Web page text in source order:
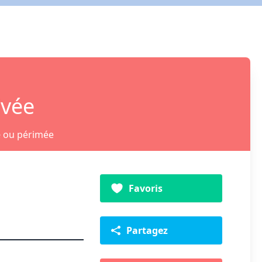
ou périmée
Favoris
Partagez